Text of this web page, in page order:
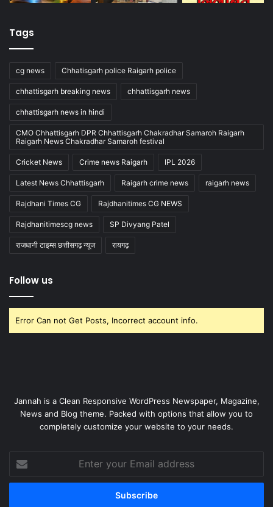
Tags
cg news Chhatisgarh police Raigarh police
chhattisgarh breaking news chhattisgarh news
chhattisgarh news in hindi
CMO Chhattisgarh DPR Chhattisgarh Chakradhar Samaroh Raigarh
Raigarh News Chakradhar Samaroh festival
Cricket News Crime news Raigarh IPL 2026
Latest News Chhattisgarh Raigarh crime news raigarh news
Rajdhani Times CG Rajdhanitimes CG NEWS
Rajdhanitimescg news SP Divyang Patel
राजधानी टाइम्स छत्तीसगढ़ न्यूज रायगढ़
Follow us
Error Can not Get Posts, Incorrect account info.
Jannah is a Clean Responsive WordPress Newspaper, Magazine,
News and Blog theme. Packed with options that allow you to
completely customize your website to your needs.
your
Email